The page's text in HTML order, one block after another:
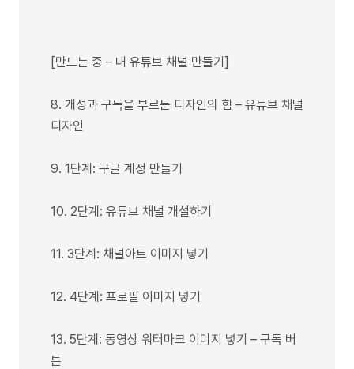
[만드는 중 – 내 유튜브 채널 만들기]
8. 개성과 구독을 부르는 디자인의 힘 – 유튜브 채널
디자인
9. 1단계: 구글 계정 만들기
10. 2단계: 유튜브 채널 개설하기
11. 3단계: 채널아트 이미지 넣기
12. 4단계: 프로필 이미지 넣기
13. 5단계: 동영상 워터마크 이미지 넣기 – 구독 버
튼